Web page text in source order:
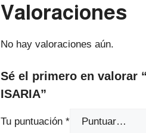
Valoraciones
No hay valoraciones aún.
Sé el primero en valorar
ISARIA”
Tu puntuación *